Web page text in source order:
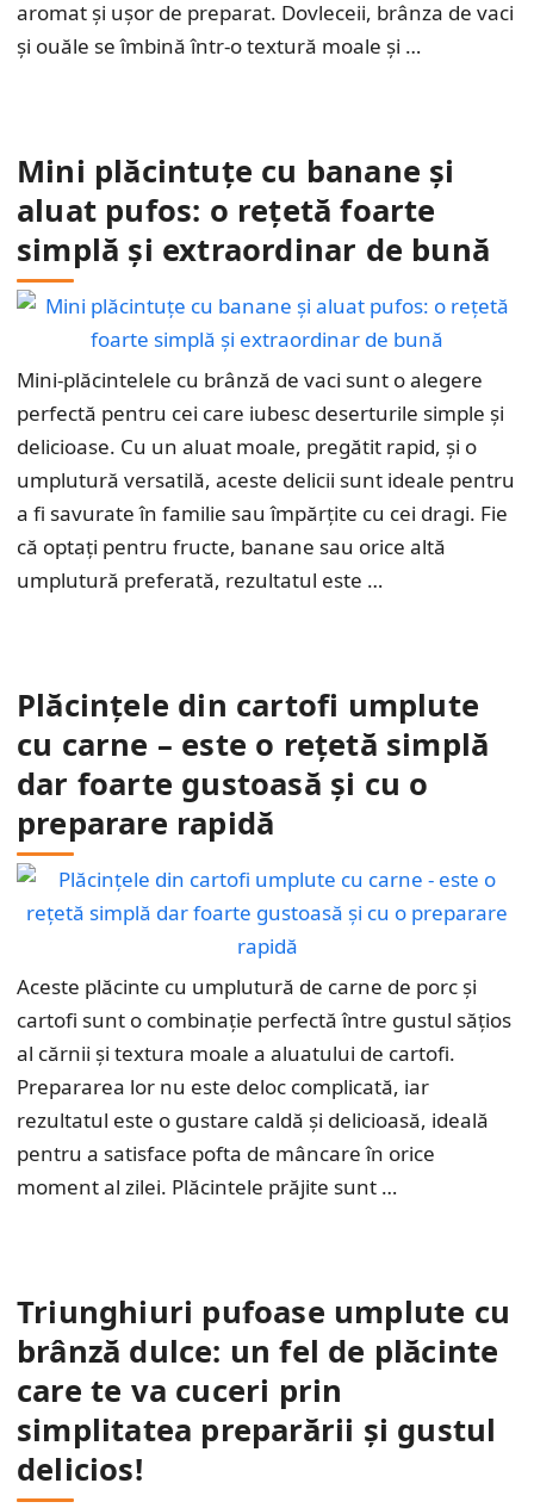
aromat și ușor de preparat. Dovleceii, brânza de vaci
și ouăle se îmbină într-o textură moale și …
Mini plăcintuțe cu banane și
aluat pufos: o rețetă foarte
simplă și extraordinar de bună
Mini-plăcintelele cu brânză de vaci sunt o alegere
perfectă pentru cei care iubesc deserturile simple și
delicioase. Cu un aluat moale, pregătit rapid, și o
umplutură versatilă, aceste delicii sunt ideale pentru
a fi savurate în familie sau împărțite cu cei dragi. Fie
că optați pentru fructe, banane sau orice altă
umplutură preferată, rezultatul este …
Plăcințele din cartofi umplute
cu carne – este o rețetă simplă
dar foarte gustoasă și cu o
preparare rapidă
Aceste plăcinte cu umplutură de carne de porc și
cartofi sunt o combinație perfectă între gustul sățios
al cărnii și textura moale a aluatului de cartofi.
Prepararea lor nu este deloc complicată, iar
rezultatul este o gustare caldă și delicioasă, ideală
pentru a satisface pofta de mâncare în orice
moment al zilei. Plăcintele prăjite sunt …
Triunghiuri pufoase umplute cu
brânză dulce: un fel de plăcinte
care te va cuceri prin
simplitatea preparării și gustul
delicios!